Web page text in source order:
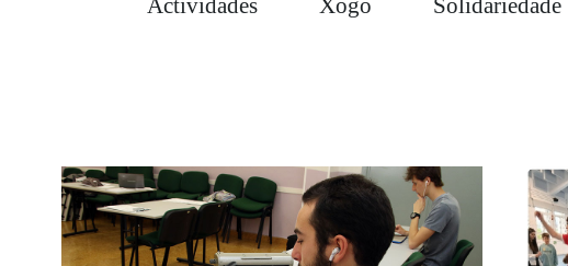
Actividades Xogo Solidariedade